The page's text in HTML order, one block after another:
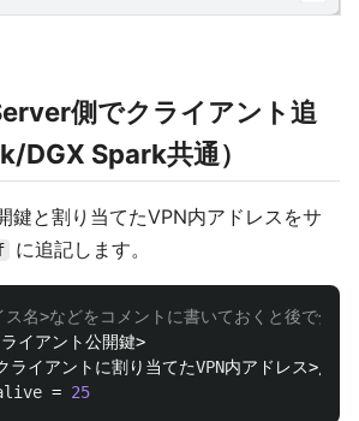
側でクライアント追
DGX Spark共通）
鍵と割り当てたVPN内アドレスをサ
に追記します。
ライアントに割り当てたVPN内アドレス>/
= 25